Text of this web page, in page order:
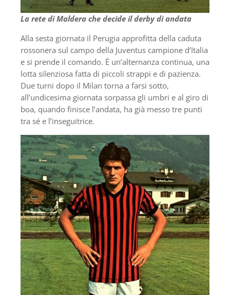
La rete di Maldera che decide il derby di andata
Alla sesta giornata il Perugia approfitta della caduta
rossonera sul campo della Juventus campione d’Italia
e si prende il comando. È un’alternanza continua, una
lotta silenziosa fatta di piccoli strappi e di pazienza.
Due turni dopo il Milan torna a farsi sotto,
all’undicesima giornata sorpassa gli umbri e al giro di
boa, quando finisce l’andata, ha già messo tre punti
tra sé e l’inseguitrice.